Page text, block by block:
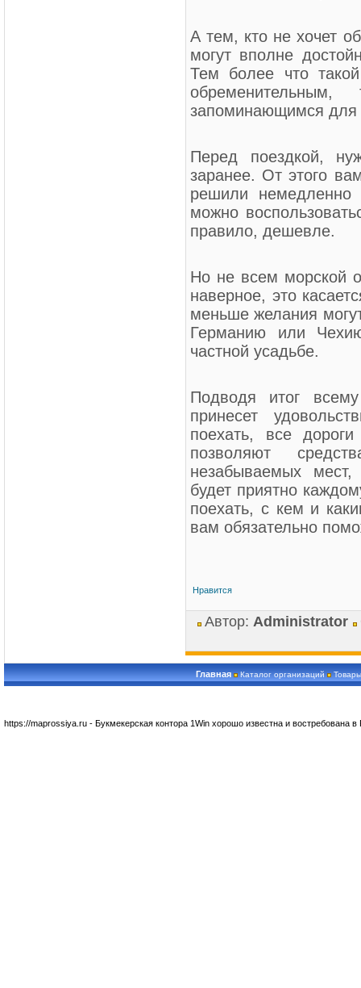
А тем, кто не хочет
могут вполне
Тем более что
запоминающимся для
Перед поездкой,
заранее. От этого
решили немедленно
можно
правило, дешевле.
Но не всем морской
наверное, это
меньше желания
Германию или
частной усадьбе.
Подводя итог
принесет
поехать, все
позволяют
незабываемых
будет приятно
поехать, с кем и
вам обязательно
Нравится
Автор:Administrator
Главная Каталог организаций
https://maprossiya.ru - Букмекерская контора 1Win хорошо известна и востребована в